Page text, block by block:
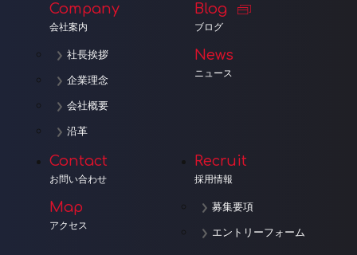
Company
会社案内
社長挨拶
企業理念
会社概要
沿革
Blog
ブログ
News
ニュース
Contact
お問い合わせ
Map
アクセス
Recruit
採用情報
募集要項
エントリーフォーム